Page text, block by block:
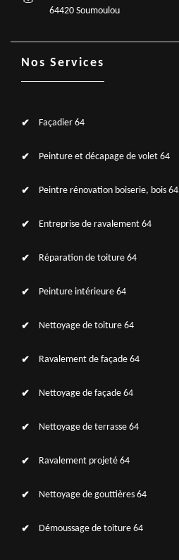
64420 Soumoulou
Nos Services
Façadier 64
Peinture et décapage de volet 64
Peintre rénovation boiserie, bois 64
Entreprise de ravalement 64
Réparation de toiture 64
Peinture intérieure 64
Nettoyage de toiture 64
Ravalement de façade 64
Nettoyage de façade 64
Nettoyage de terrasse 64
Ravalement projeté 64
Nettoyage de gouttières 64
Démoussage de toiture 64